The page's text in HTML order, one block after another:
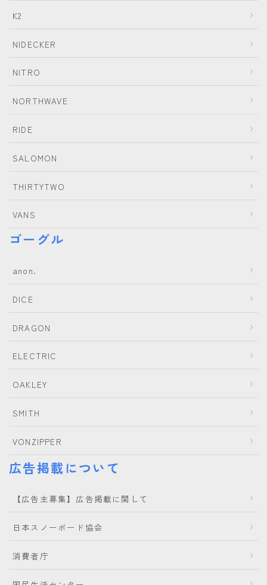
K2
NIDECKER
NITRO
NORTHWAVE
RIDE
SALOMON
THIRTYTWO
VANS
ゴーグル
anon.
DICE
DRAGON
ELECTRIC
OAKLEY
SMITH
VONZIPPER
広告掲載について
【広告主募集】広告掲載に関して
日本スノーボード協会
消費者庁